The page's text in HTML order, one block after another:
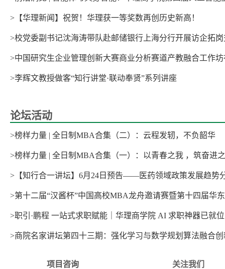
>【华理新闻】祝贺！华理获一等奖数再创历史新高！
>校党委副书记沈海涛带队赴邮储银行上海分行开展访企拓
>李辉文教授做客“知行讲堂·联动奉贤”系列讲座
论坛活动
>榜样力量 | 全日制MBA合集（二）：云程发轫，不负韶华
>榜样力量 | 全日制MBA合集（一）：以青春之我 ，筑奋进
>【知行合一讲坛】6月24日预告——医药领域政策发展趋势
>职引·鹏程 一站式求职赋能｜华理商学院 AI 求职神器已就
>商院名家讲坛第四十三期：强化学习与数学规划算法融合
项目咨询 关注我们